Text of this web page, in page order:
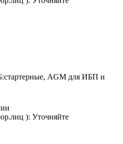
стартерные, AGM для ИБП и
): Уточняйте